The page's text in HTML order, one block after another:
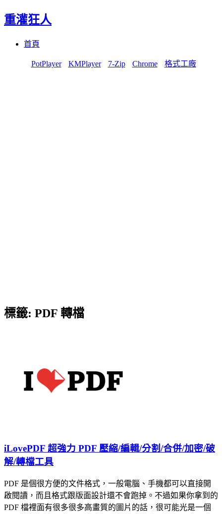
重灌狂人
首頁
PotPlayer KMPlayer 7-Zip Chrome 格式工廠
標籤: PDF 轉檔
iLovePDF 超強力 PDF 壓縮/編輯/分割/合併/加密/破
解/轉檔工具
PDF 是個很方便的文件格式，一般電腦、手機都可以直接開
啟閱讀，而且格式跟版面設計還不會跑掉。不過如果你拿到的
PDF 檔裡面有很多很多高畫質的圖片的話，很可能光是一個